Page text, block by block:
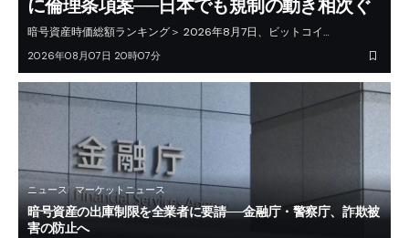
に倫理条項案──日本でも規制の動き相次ぐ
暗号資産時価総額ランキング＞ 2026年8月7日、ビットコイ…
2026年08月07日 20時07分
ニュース マーケットニュース
暗号資産の出庫制限を全業者に要請──金融庁・警察庁、詐欺被
害の防止へ